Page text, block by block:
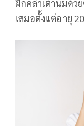
ฝึกคลำเต้านมด้ว
เสมอตั้งแต่อายุ